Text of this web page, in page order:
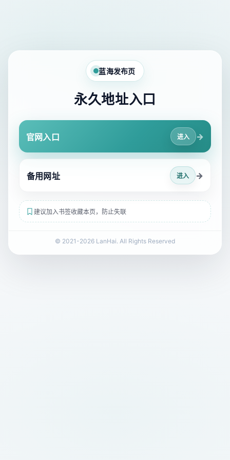
蓝海发布页
永久地址入口
官网入口 进入 →
备用网址 进入 →
建议加入书签收藏本页，防止失联
© 2021-2026 LanHai. All Rights Reserved